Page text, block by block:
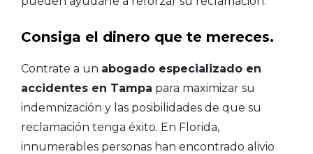
Consiga el dinero que te mereces.
Contrate a un abogado especializado en
accidentes en Tampa para maximizar su
indemnización y las posibilidades de que su
reclamación tenga éxito. En Florida,
innumerables personas han encontrado alivio